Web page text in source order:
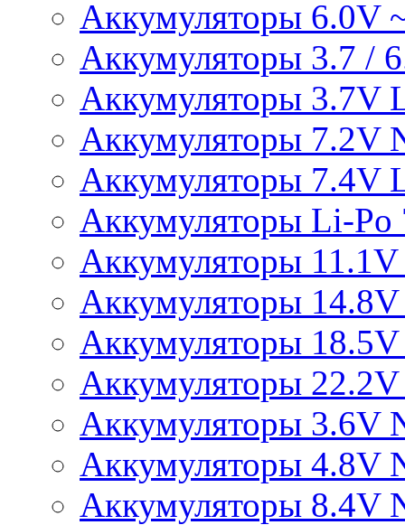
Аккумуляторы 6.0V
Аккумуляторы 3.7 /
Аккумуляторы 3.7V
Аккумуляторы 7.2V
Аккумуляторы 7.4V
Аккумуляторы Li-Po
Аккумуляторы
Аккумуляторы
Аккумуляторы
Аккумуляторы
Аккумуляторы 3.6V
Аккумуляторы 4.8V
Аккумуляторы 8.4V